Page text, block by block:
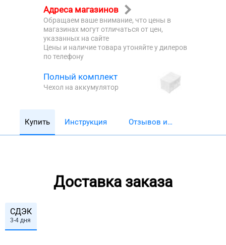
Адреса магазинов
Обращаем ваше внимание, что цены в
магазинах могут отличаться от цен,
указанных на сайте
Цены и наличие товара утоняйте у дилеров
по телефону
Полный комплект
Чехол на аккумулятор
Купить Инструкция
Отзывов и
Доставка заказа
СДЭК
3-4 дня